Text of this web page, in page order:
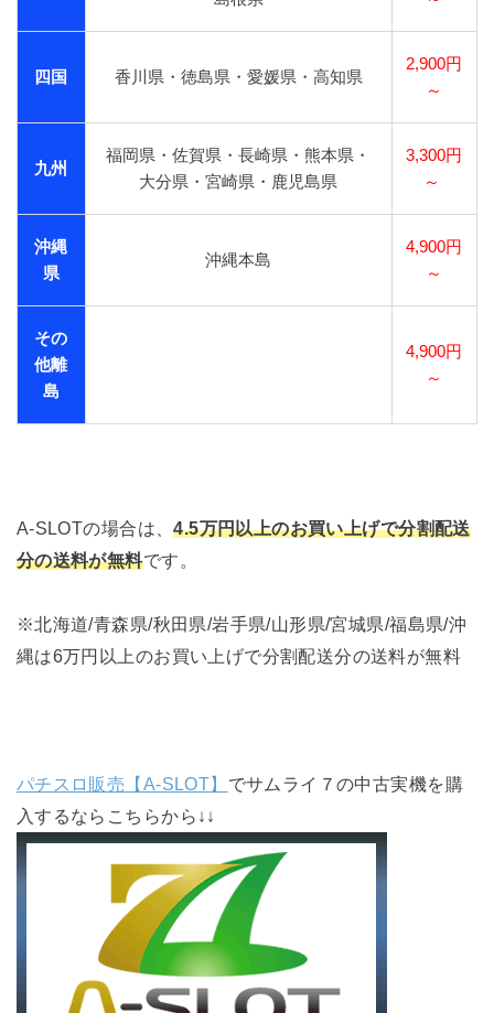
四国 香川県・徳島県・愛媛県・高知県
2,900円
～
九州
福岡県・佐賀県・長崎県・熊本県・
大分県・宮崎県・鹿児島県
3,300円
～
沖縄
県
沖縄本島
4,900円
～
その
他離
島
4,900円
～
A-SLOTの場合は、4.5万円以上のお買い上げで分割配送
分の送料が無料です。
※北海道/青森県/秋田県/岩手県/山形県/宮城県/福島県/沖
縄は6万円以上のお買い上げで分割配送分の送料が無料
パチスロ販売【A-SLOT】 でサムライ７の中古実機を購
入するならこちらから↓↓